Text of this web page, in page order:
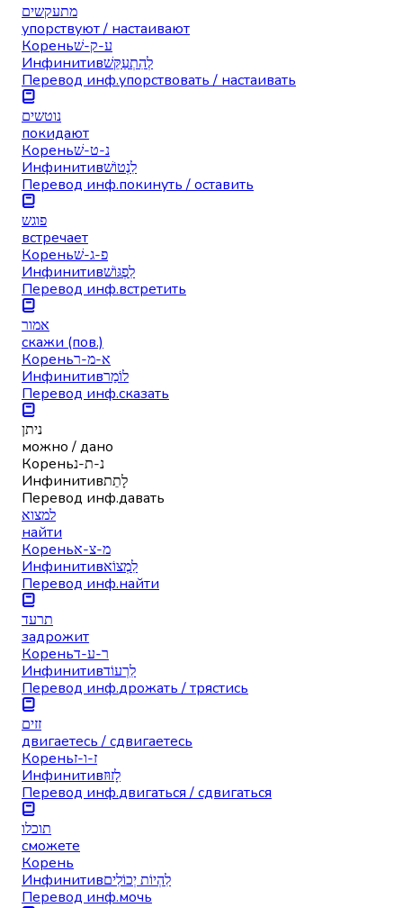
מתעקשים
упорствуют / настаивают
Кореньע-ק-שׁ
Инфинитивלְהִתְעַקֵּשׁ
Перевод инф.упорствовать / настаивать
נוטשים
покидают
Кореньנ-ט-שׁ
Инфинитивלִנְטוֹשׁ
Перевод инф.покинуть / оставить
פוגש
встречает
Кореньפ-ג-שׁ
Инфинитивלִפְגּוֹשׁ
Перевод инф.встретить
אמור
скажи (пов.)
Кореньא-מ-ר
Инфинитивלוֹמַר
Перевод инф.сказать
ניתן
можно / дано
Кореньנ-ת-נ
Инфинитивלָתֵת
Перевод инф.давать
למצוא
найти
Кореньמ-צ-א
Инфинитивלִמְצוֹא
Перевод инф.найти
תרעד
задрожит
Кореньר-ע-ד
Инфинитивלִרְעוֹד
Перевод инф.дрожать / трястись
זזים
двигаетесь / сдвигаетесь
Кореньז-ו-ז
Инфинитивלָזוּז
Перевод инф.двигаться / сдвигаться
תוכלו
сможете
Корень
Инфинитивלִהְיוֹת יְכוֹלִים
Перевод инф.мочь